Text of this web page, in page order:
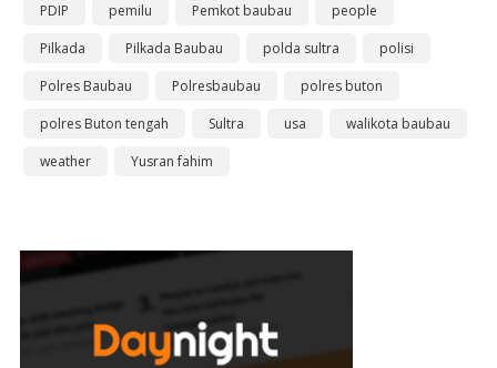
PDIP
pemilu Pemkot baubau
people
Pilkada
Pilkada Baubau polda sultra
polisi
Polres Baubau
Polresbaubau
polres buton
polres Buton tengah
Sultra usa
walikota baubau
weather
Yusran fahim